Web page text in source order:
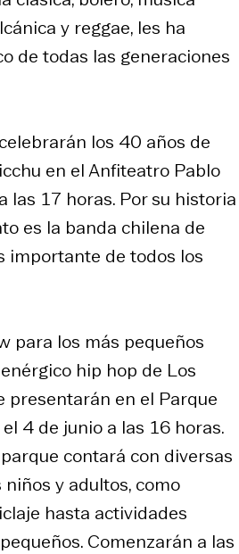
y reggae, les ha
de todas las generaciones
los 40 años de
en el Anfiteatro Pablo
las 17 horas. Por su historia
es la banda chilena de
importante de todos los
para los más pequeños
hip hop de Los
presentarán en el Parque
4 de junio a las 16 horas.
contará con diversas
y adultos, como
hasta actividades
Comenzarán a las